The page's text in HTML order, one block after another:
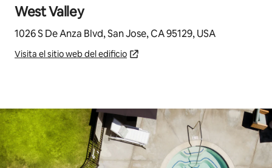
West Valley
1026 S De Anza Blvd, San Jose, CA 95129, USA
Visita el sitio web del edificio